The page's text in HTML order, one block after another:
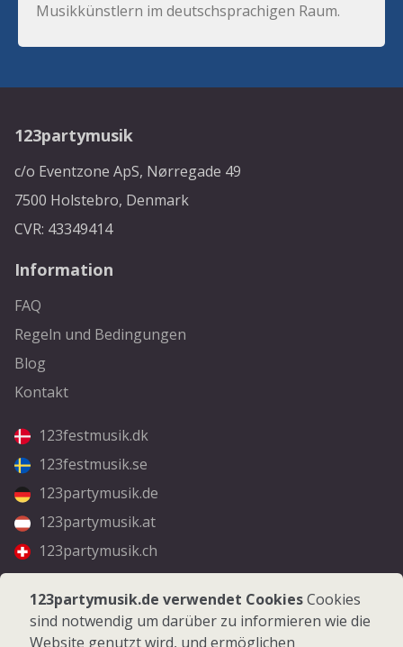
Musikkünstlern im deutschsprachigen Raum.
123partymusik
c/o Eventzone ApS, Nørregade 49
7500 Holstebro, Denmark
CVR: 43349414
Information
FAQ
Regeln und Bedingungen
Blog
Kontakt
123festmusik.dk
123festmusik.se
123partymusik.de
123partymusik.at
123partymusik.ch
Folgen Sie uns
Facebook
123partymusik.de verwendet CookiesCookies
sind notwendig um darüber zu informieren wie die
Website genutzt wird, und ermöglichen